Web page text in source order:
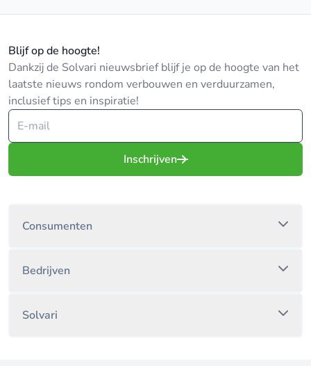
Blijf op de hoogte!
Dankzij de Solvari nieuwsbrief blijf je op de hoogte van het
laatste nieuws rondom verbouwen en verduurzamen,
inclusief tips en inspiratie!
Inschrijven
Consumenten
Bedrijven
Solvari